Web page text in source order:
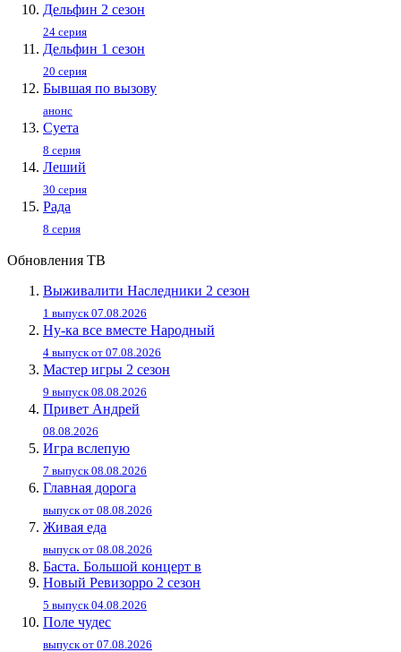
Дельфин 2 сезон
24 серия
Дельфин 1 сезон
20 серия
Бывшая по вызову
анонс
Суета
8 серия
Леший
30 серия
Рада
8 серия
Обновления ТВ
Выживалити Наследники 2 сезон
1 выпуск 07.08.2026
Ну-ка все вместе Народный
4 выпуск от 07.08.2026
Мастер игры 2 сезон
9 выпуск 08.08.2026
Привет Андpей
08.08.2026
Игра вслепую
7 выпуск 08.08.2026
Главная дорога
выпуск от 08.08.2026
Живaя eдa
выпуск от 08.08.2026
Баста. Большой концерт в
Новый Ревизорро 2 сезон
5 выпуск 04.08.2026
Поле чудес
выпуск от 07.08.2026